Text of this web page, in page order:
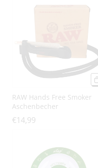
:
RAW Hands Free Smoker
Aschenbecher
€14,99